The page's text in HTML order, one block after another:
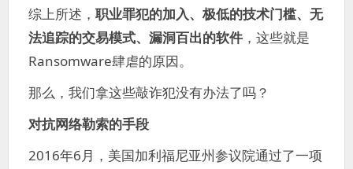
综上所述， 职业罪犯的加入、极低的技术门槛、无
法追踪的交易模式、漏洞百出的软件 ，这些就是
Ransomware肆虐的原因。
那么，我们拿这些敲诈犯没有办法了吗？
对抗网络勒索的手段
2016年6月，美国加利福尼亚州参议院通过了一项